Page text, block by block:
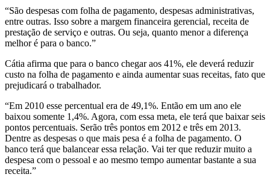
para
funcionários
“São despesas com folha de pagamento, despesas administrativas,
entre outras. Isso sobre a margem financeira gerencial, receita de
prestação de serviço e outras. Ou seja, quanto menor a diferença
melhor é para o banco.”
Cátia afirma que para o banco chegar aos 41%, ele deverá reduzir
custo na folha de pagamento e ainda aumentar suas receitas, fato que
prejudicará o trabalhador.
“Em 2010 esse percentual era de 49,1%. Então em um ano ele
baixou somente 1,4%. Agora, com essa meta, ele terá que baixar seis
pontos percentuais. Serão três pontos em 2012 e três em 2013.
Dentre as despesas o que mais pesa é a folha de pagamento. O
banco terá que balancear essa relação. Vai ter que reduzir muito a
despesa com o pessoal e ao mesmo tempo aumentar bastante a sua
receita.”